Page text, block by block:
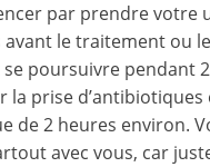
par prendre votre
avant le traitement ou
poursuivre pendant
la prise d’antibiotiques
de 2 heures environ.
avec vous, car